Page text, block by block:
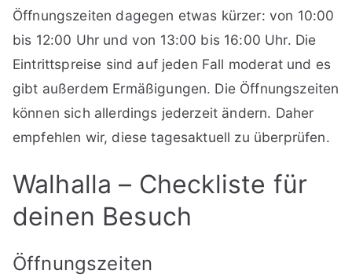
Öffnungszeiten dagegen etwas kürzer: von 10:00
bis 12:00 Uhr und von 13:00 bis 16:00 Uhr. Die
Eintrittspreise sind auf jeden Fall moderat und es
gibt außerdem Ermäßigungen. Die Öffnungszeiten
können sich allerdings jederzeit ändern. Daher
empfehlen wir, diese tagesaktuell zu überprüfen.
Walhalla – Checkliste für
deinen Besuch
Öffnungszeiten